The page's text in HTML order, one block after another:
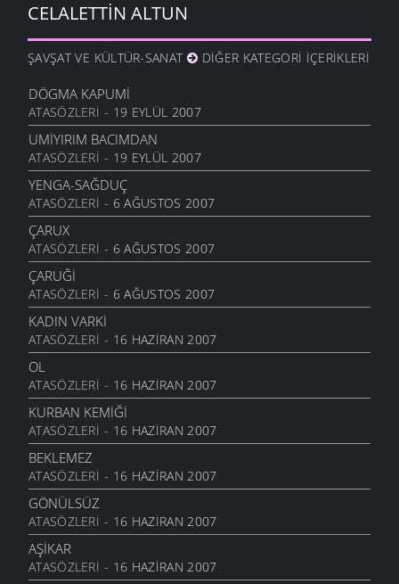
AYAĞINDA İKI ÇORAP
11 KASIM 2007
GIDIYORSUN
8 KASIM 2007
YENGACAN
7 KASIM 2007
TAXIL SARDIM XARMANA
6 KASIM 2007
HABU DERE AŞŞAĞI
3 KASIM 2007
TEŞI
2 KASIM 2007
İP ATTIM
27 EKIM 2007
YAMADAN GAL YAMADAN
28 EYLÜL 2007
CELALETTIN ALTUN
ŞAVŞAT VE KÜLTÜR-SANAT DIĞER KATEGORI İÇERIKLERI
DÖGMA KAPUMI
ATASÖZLERI - 19 EYLÜL 2007
UMIYIRIM BACIMDAN
ATASÖZLERI - 19 EYLÜL 2007
YENGA-SAĞDUÇ
ATASÖZLERI - 6 AĞUSTOS 2007
ÇARUX
ATASÖZLERI - 6 AĞUSTOS 2007
ÇARUĞI
ATASÖZLERI - 6 AĞUSTOS 2007
KADIN VARKI
ATASÖZLERI - 16 HAZIRAN 2007
OL
ATASÖZLERI - 16 HAZIRAN 2007
KURBAN KEMIĞI
ATASÖZLERI - 16 HAZIRAN 2007
BEKLEMEZ
ATASÖZLERI - 16 HAZIRAN 2007
GÖNÜLSÜZ
ATASÖZLERI - 16 HAZIRAN 2007
AŞIKAR
ATASÖZLERI - 16 HAZIRAN 2007